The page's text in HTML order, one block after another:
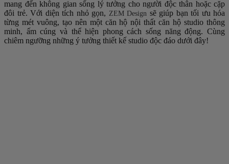
mang đến không gian sống lý tưởng cho người độc thân hoặc cặp
đôi trẻ. Với diện tích nhỏ gọn, ZEM Design sẽ giúp bạn tối ưu hóa
từng mét vuông, tạo nên một căn hộ nội thất căn hộ studio thông
minh, ấm cúng và thể hiện phong cách sống năng động. Cùng
chiêm ngưỡng những ý tưởng thiết kế studio độc đáo dưới đây!